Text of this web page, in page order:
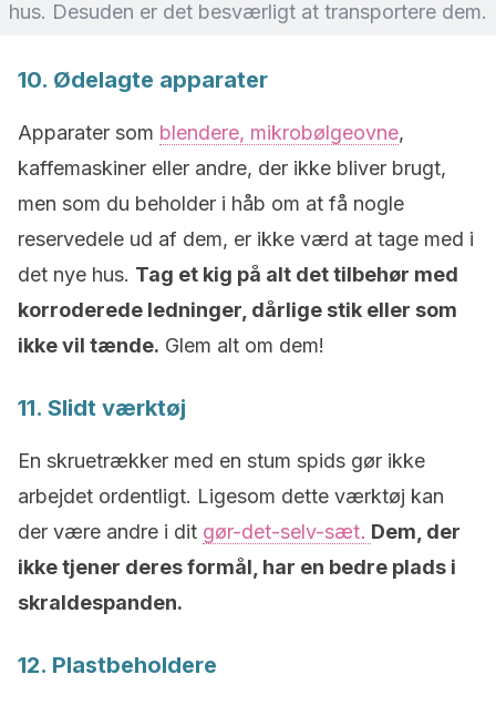
hus. Desuden er det besværligt at transportere dem.
10. Ødelagte apparater
Apparater som blendere, mikrobølgeovne,
kaffemaskiner eller andre, der ikke bliver brugt,
men som du beholder i håb om at få nogle
reservedele ud af dem, er ikke værd at tage med i
det nye hus. Tag et kig på alt det tilbehør med
korroderede ledninger, dårlige stik eller som
ikke vil tænde. Glem alt om dem!
11. Slidt værktøj
En skruetrækker med en stum spids gør ikke
arbejdet ordentligt. Ligesom dette værktøj kan
der være andre i dit gør-det-selv-sæt. Dem, der
ikke tjener deres formål, har en bedre plads i
skraldespanden.
12. Plastbeholdere